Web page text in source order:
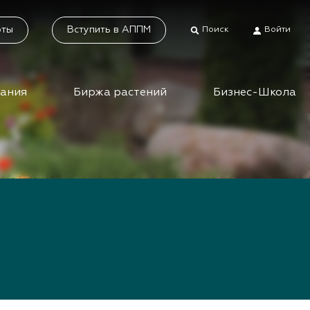
Вступить в АППМ Поиск Войти
Биржа растений Бизнес-Школа
растений
Каталог растений
Система добровольной